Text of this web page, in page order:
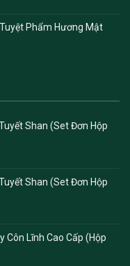
Phẩm Hương Mật
Shan (Set Đơn Hộp
Shan (Set Đơn Hộp
Côn Lĩnh Cao Cấp (Hộp